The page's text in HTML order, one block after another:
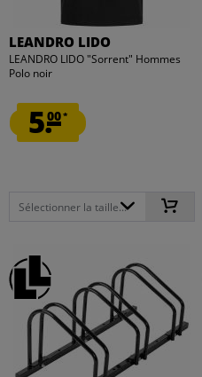
LEANDRO LIDO
LEANDRO LIDO "Sorrent" Hommes
Polo noir
5.00*
Sélectionner la taille...